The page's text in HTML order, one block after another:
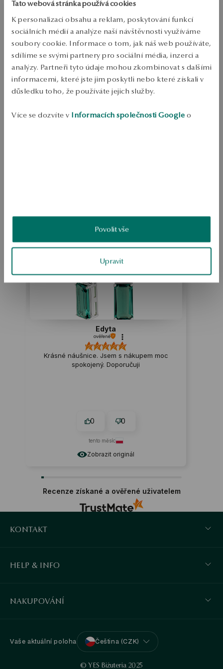
Tato webová stránka používá cookies
K personalizaci obsahu a reklam, poskytování funkcí
sociálních médií a analýze naší návštěvnosti využíváme
soubory cookie. Informace o tom, jak náš web používáte,
sdílíme se svými partnery pro sociální média, inzerci a
analýzy. Partneři tyto údaje mohou zkombinovat s dalšími
informacemi, které jste jim poskytli nebo které získali v
důsledku toho, že používáte jejich služby.
Více se dozvíte v Informacích společnosti Google o
Povolit vše
Upravit
Odeslání:1pracovní dny
Doprava zdarma od 1700 Kč
Bezplatné vrácení až do 100 dnů v YES Clubu
PODROBNOSTI
Ruda: stříbrná pozlacená Vzorky: 925 Nastavitelná délka: 42-47 cm
Průměrná hmotnost: 1.70 g Návrhář: Katarzyna Bukowska Náhrdelník z
mincovního stříbra 925 v pozlaceném provedení. Model zobrazující
úplněk navrhla Katarzyna Bukowska. Šperky dokonale doplní
Zobrazit originál
ukázka
Edyta
ověřené
Krásné náušnice. Jsem s nákupem moc
spokojený. Doporučuji
0 0
tento měsíc
Recenze získané a ověřené uživatelem
KONTAKT
HELP & INFO
NAKUPOVÁNÍ
Vaše aktuální poloha Čeština (CZK)
© YES Biżuteria 2025